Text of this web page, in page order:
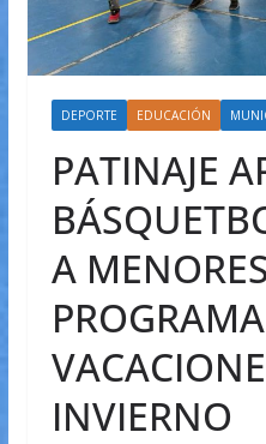
DEPORTE EDUCACIÓN
PATINAJE
A
INVIERNO